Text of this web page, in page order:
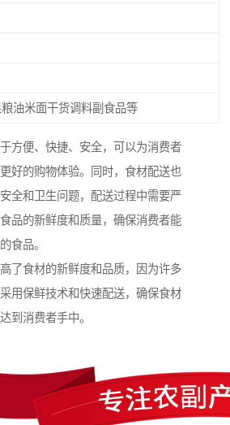
油米面干货调料副食品等
方便、快捷、安全，可以为消费者
好的购物体验。同时，食材配送也
全和卫生问题，配送过程中需要严
品的新鲜度和质量，确保消费者能
食品。
了食材的新鲜度和品质，因为许多
用保鲜技术和快速配送，确保食材
到消费者手中。